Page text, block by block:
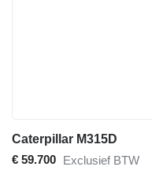
Caterpillar M315D
€ 59.700 Exclusief BTW